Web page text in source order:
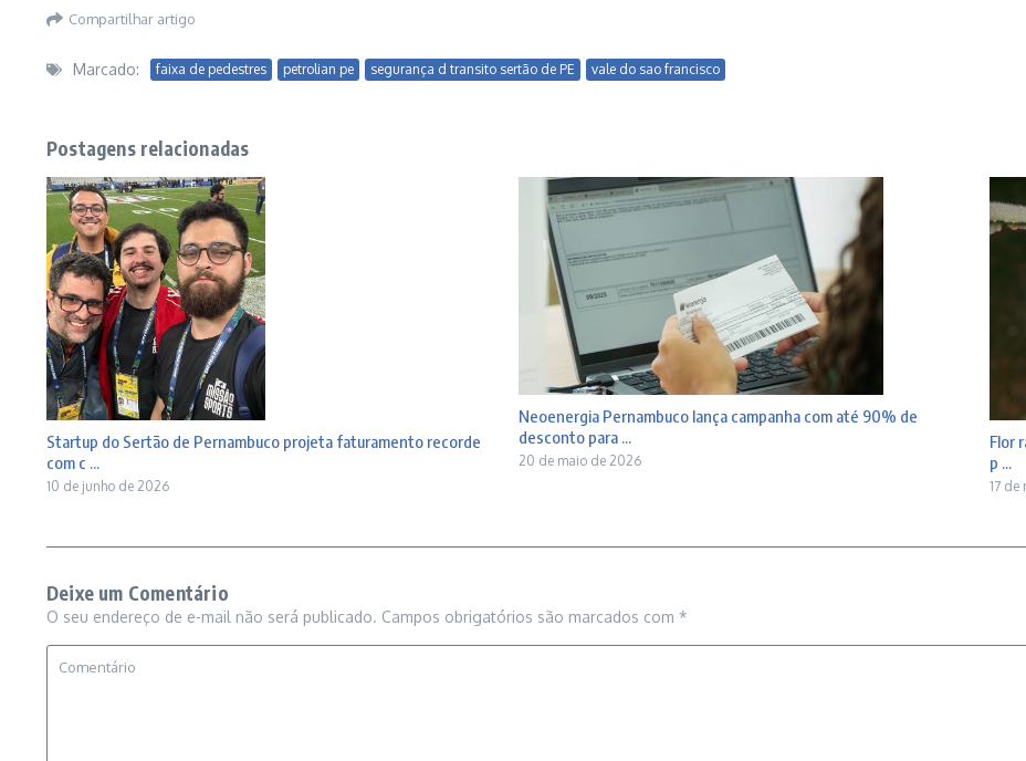
Compartilhar artigo
Marcado: faixa de pedestres petrolian pe segurança d transito sertão de PE vale do sao francisco
Postagens relacionadas
Startup do Sertão de Pernambuco projeta faturamento recorde
com c ...
10 de junho de 2026
Neoenergia Pernambuco lança campanha com até 90% de
desconto para ...
20 de maio de 2026
Flor
p ...
17 de
Deixe um Comentário
O seu endereço de e-mail não será publicado. Campos obrigatórios são marcados com *